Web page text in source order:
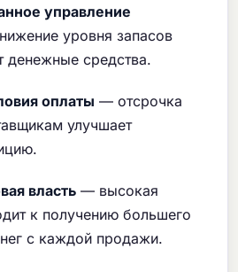
управление
уровня запасов
денежные средства.
оплаты — отсрочка
улучшает
власть — высокая
к получению большего
с каждой продажи.